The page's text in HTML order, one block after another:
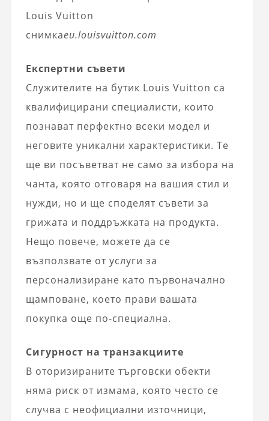
снимкаeu.louisvuitton.com
Експертни съвети
Служителите на бутик Louis Vuitton са
квалифицирани специалисти, които
познават перфектно всеки модел и
неговите уникални характеристики. Те
ще ви посъветват не само за избора на
чанта, която отговаря на вашия стил и
нужди, но и ще споделят съвети за
грижата и поддръжката на продукта.
Нещо повече, можете да се
възползвате от услуги за
персонализиране като първоначално
щамповане, което прави вашата
покупка още по-специална.
Сигурност на транзакциите
В оторизираните търговски обекти
няма риск от измама, която често се
случва с неофициални източници,